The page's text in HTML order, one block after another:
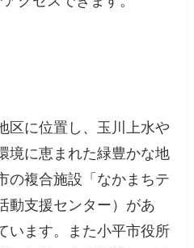
区に位置し、玉川上水や
境に恵まれた緑豊かな地
の複合施設「なかまちテ
動支援センター）があ
います。また小平市役所